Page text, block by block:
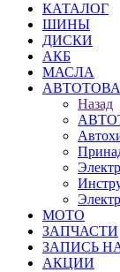
КАТАЛОГ
ШИНЫ
ДИСКИ
АКБ
МАСЛА
Назад
МОТО
ЗАПЧАСТИ
ЗАПИСЬ
АКЦИИ